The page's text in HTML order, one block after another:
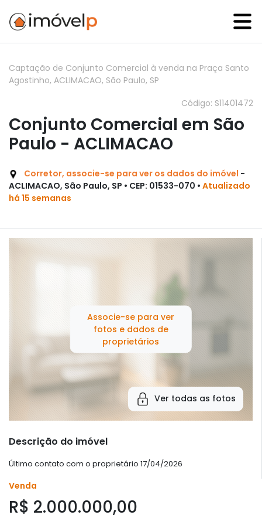
Captação de Conjunto Comercial à venda na Praça Santo
Agostinho, ACLIMACAO, São Paulo, SP
Código: S11401472
Conjunto Comercial em São
Paulo - ACLIMACAO
Corretor, associe-se para ver os dados do imóvel -
ACLIMACAO, São Paulo, SP • CEP: 01533-070 • Atualizado
há 15 semanas
Associe-se para ver
fotos e dados de
proprietários
Ver todas as fotos
Descrição do imóvel
Último contato com o proprietário 17/04/2026
Venda
R$ 2.000.000,00